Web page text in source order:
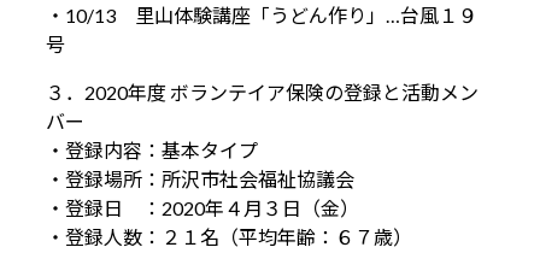
・10/13 里山体験講座「うどん作り」…台風１９
号
３．2020年度 ボランテイア保険の登録と活動メン
バー
・登録内容：基本タイプ
・登録場所：所沢市社会福祉協議会
・登録日 ：2020年４月３日（金）
・登録人数：２１名（平均年齢：６７歳）